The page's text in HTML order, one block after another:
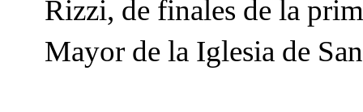
Rizzi, de finales de la
Mayor de la Iglesia de